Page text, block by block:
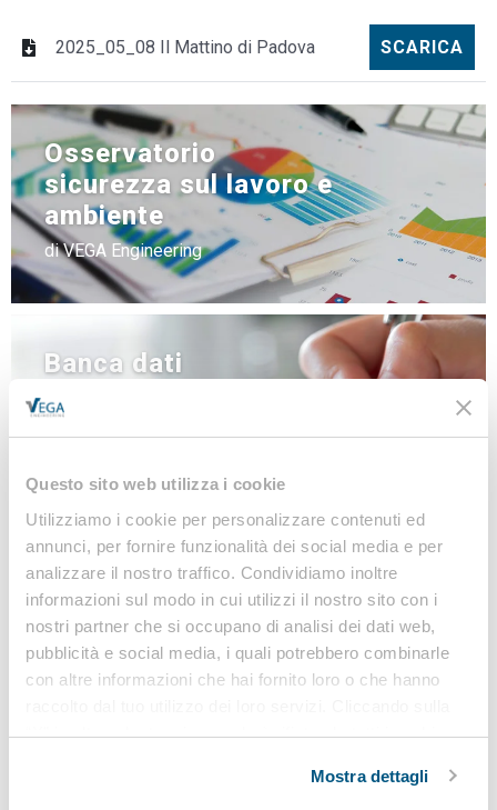
Questo sito web utilizza i cookie
Utilizziamo i cookie per personalizzare contenuti ed
annunci, per fornire funzionalità dei social media e per
analizzare il nostro traffico. Condividiamo inoltre
informazioni sul modo in cui utilizzi il nostro sito con i
nostri partner che si occupano di analisi dei dati web,
pubblicità e social media, i quali potrebbero combinarle
con altre informazioni che hai fornito loro o che hanno
“X” in alto a destra si procederà rifiutando tutti i cookie,
Mostra dettagli
2025_05_08 Il Mattino di Padova SCARICA
Banca dati
LINEE GUIDA
Osservatorio
sicurezza sul lavoro e
ambiente
di VEGA Engineering
Iscriviti alla nostra
Newsletter
Notizie, Modulistica e Linee Guida gratuite per
e normative